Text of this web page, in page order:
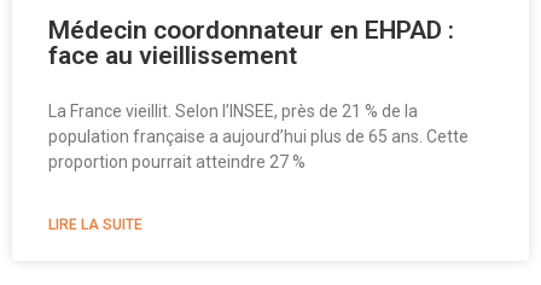
Médecin coordonnateur en EHPAD :
face au vieillissement
La France vieillit. Selon l’INSEE, près de 21 % de la
population française a aujourd’hui plus de 65 ans. Cette
proportion pourrait atteindre 27 %
LIRE LA SUITE